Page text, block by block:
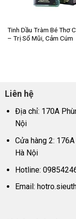
Tinh Dầu Tràm Bé Thơ
– Trị Sổ Mũi, Cảm Cúm
Liên hệ
Địa chỉ: 170A
Nội
Cửa hàng 2:
Hà Nội
Hotline:
Email: